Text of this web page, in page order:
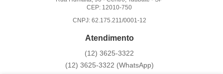
CEP: 12010-750
CNPJ: 62.175.211/0001-12
Atendimento
(12) 3625-3322
(12) 3625-3322 (WhatsApp)